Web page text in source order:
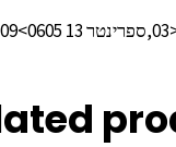
13 W204 09<0605